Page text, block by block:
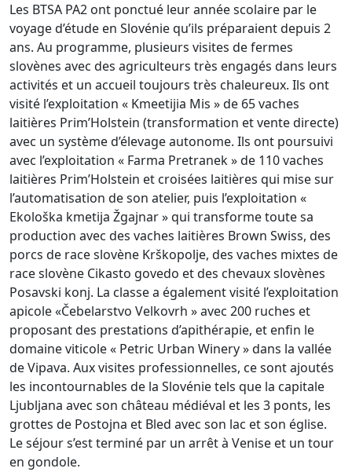
Les BTSA PA2 ont ponctué leur année scolaire par le
voyage d’étude en Slovénie qu’ils préparaient depuis 2
ans. Au programme, plusieurs visites de fermes
slovènes avec des agriculteurs très engagés dans leurs
activités et un accueil toujours très chaleureux. Ils ont
visité l’exploitation « Kmeetijia Mis » de 65 vaches
laitières Prim’Holstein (transformation et vente directe)
avec un système d’élevage autonome. Ils ont poursuivi
avec l’exploitation « Farma Pretranek » de 110 vaches
laitières Prim’Holstein et croisées laitières qui mise sur
l’automatisation de son atelier, puis l’exploitation «
Ekološka kmetija Žgajnar » qui transforme toute sa
production avec des vaches laitières Brown Swiss, des
porcs de race slovène Krškopolje, des vaches mixtes de
race slovène Cikasto govedo et des chevaux slovènes
Posavski konj. La classe a également visité l’exploitation
apicole «Čebelarstvo Velkovrh » avec 200 ruches et
proposant des prestations d’apithérapie, et enfin le
domaine viticole « Petric Urban Winery » dans la vallée
de Vipava. Aux visites professionnelles, ce sont ajoutés
les incontournables de la Slovénie tels que la capitale
Ljubljana avec son château médiéval et les 3 ponts, les
grottes de Postojna et Bled avec son lac et son église.
Le séjour s’est terminé par un arrêt à Venise et un tour
en gondole.